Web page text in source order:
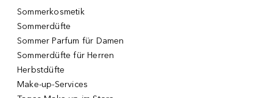
Sommerkosmetik
Sommerdüfte
Sommer Parfum für Damen
Sommerdüfte für Herren
Herbstdüfte
Make-up-Services